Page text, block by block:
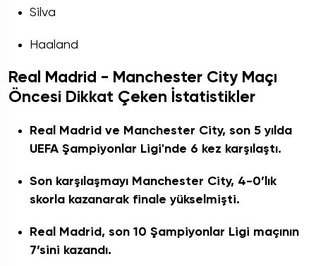
Silva
Haaland
Real Madrid - Manchester City Maçı
Öncesi Dikkat Çeken İstatistikler
Real Madrid ve Manchester City, son 5 yılda
UEFA Şampiyonlar Ligi'nde 6 kez karşılaştı.
Son karşılaşmayı Manchester City, 4-0’lık
skorla kazanarak finale yükselmişti.
Real Madrid, son 10 Şampiyonlar Ligi maçının
7’sini kazandı.